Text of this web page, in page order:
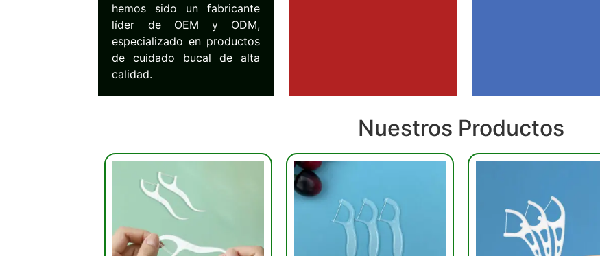
hemos sido un fabricante
líder de OEM y ODM,
especializado en productos
de cuidado bucal de alta
calidad.
Nuestros Productos